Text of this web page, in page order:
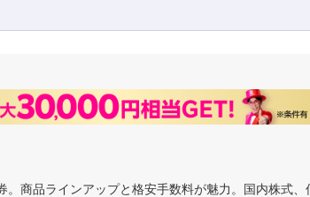
商品ラインアップと格安手数料が魅力。国内株式